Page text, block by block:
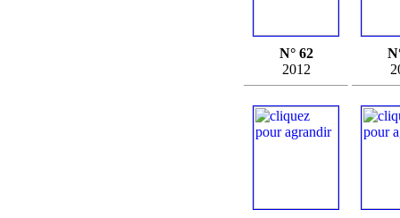
N° 62
2012